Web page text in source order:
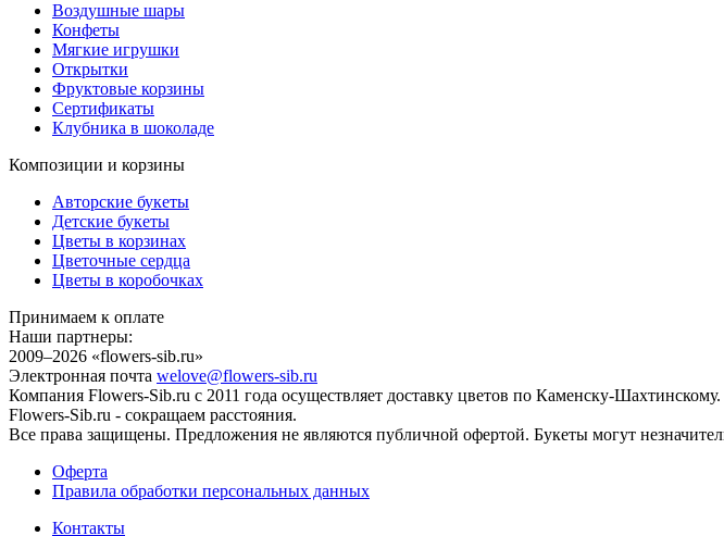
Воздушные шары
Конфеты
Мягкие игрушки
Открытки
Фруктовые корзины
Сертификаты
Клубника в шоколаде
Композиции и корзины
Авторские букеты
Детские букеты
Цветы в корзинах
Цветочные сердца
Цветы в коробочках
Принимаем к оплате
Наши партнеры:
2009–2026 «flowers-sib.ru»
Электронная почта welove@flowers-sib.ru
Компания Flowers-Sib.ru с 2011 года осуществляет доставку цветов по Каменску-
Flowers-Sib.ru - сокращаем расстояния.
Все права защищены. Предложения не являются публичной офертой. Букеты могут
Оферта
Правила обработки персональных данных
Контакты